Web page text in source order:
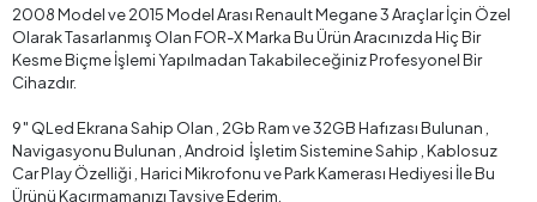
2008 Model ve 2015 Model Arası Renault Megane 3 Araçlar İçin Özel
Olarak Tasarlanmış Olan FOR-X Marka Bu Ürün Aracınızda Hiç Bir
Kesme Biçme İşlemi Yapılmadan Takabileceğiniz Profesyonel Bir
Cihazdır.
9″ QLed Ekrana Sahip Olan , 2Gb Ram ve 32GB Hafızası Bulunan ,
Navigasyonu Bulunan , Android İşletim Sistemine Sahip , Kablosuz
Car Play Özelliği , Harici Mikrofonu ve Park Kamerası Hediyesi İle Bu
Ürünü Kaçırmamanızı Tavsiye Ederim.